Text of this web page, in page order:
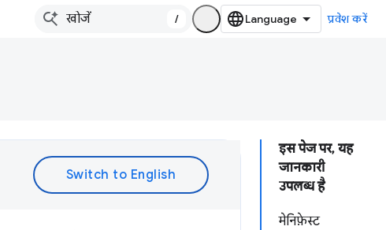
/ प्रवेश करें
इस पेज पर, यह
जानकारी
उपलब्ध है
मेनिफ़ेस्ट